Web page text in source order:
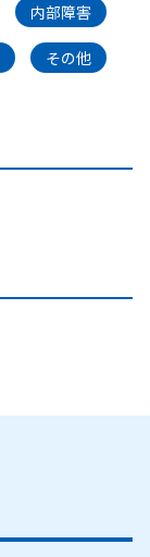
内部障害
その他